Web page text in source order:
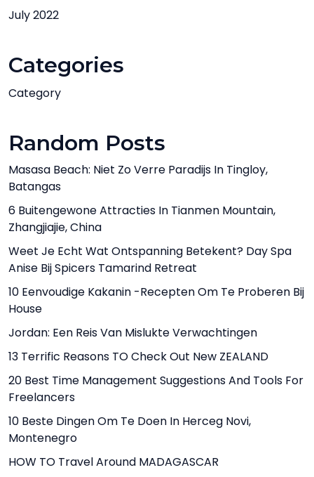
July 2022
Categories
Category
Random Posts
Masasa Beach: Niet Zo Verre Paradijs In Tingloy,
Batangas
6 Buitengewone Attracties In Tianmen Mountain,
Zhangjiajie, China
Weet Je Echt Wat Ontspanning Betekent? Day Spa
Anise Bij Spicers Tamarind Retreat
10 Eenvoudige Kakanin -recepten Om Te Proberen Bij
House
Jordan: Een Reis Van Mislukte Verwachtingen
13 Terrific Reasons TO Check Out New ZEALAND
20 Best Time Management Suggestions And Tools For
Freelancers
10 Beste Dingen Om Te Doen In Herceg Novi,
Montenegro
HOW TO Travel Around MADAGASCAR